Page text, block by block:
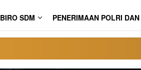
BIRO SDM PENERIMAAN POLRI